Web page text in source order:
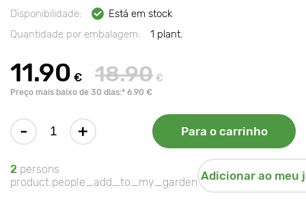
Disponibilidade:
Está em stock
Quantidade por embalagem:
1 plant.
11.90 € 18.90 €
Preço mais baixo de 30 dias:* 6.90 €
- + Para o carrinho
2 persons
product.people_add_to_my_garden Adicionar ao meu